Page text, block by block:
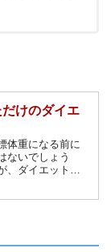
けのダイエ
体重になる前に
ないでしょう
ダイエットノ